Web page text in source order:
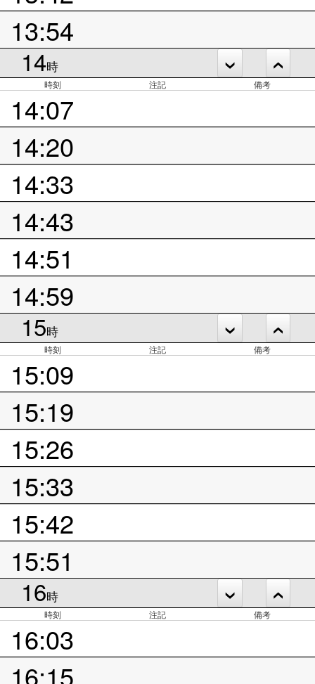
13:54
14時
時刻 注記 備考
14:07
14:20
14:33
14:43
14:51
14:59
15時
時刻 注記 備考
15:09
15:19
15:26
15:33
15:42
15:51
16時
時刻 注記 備考
16:03
16:15